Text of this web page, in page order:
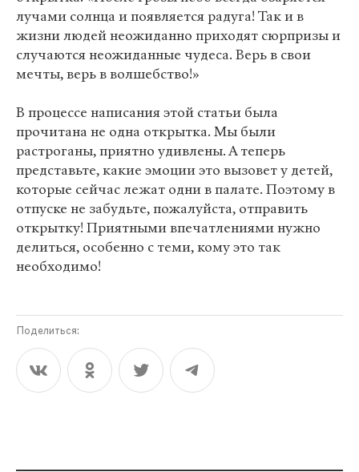
лучами солнца и появляется радуга! Так и в
жизни людей неожиданно приходят сюрпризы и
случаются неожиданные чудеса. Верь в свои
мечты, верь в волшебство!»
В процессе написания этой статьи была
прочитана не одна открытка. Мы были
растроганы, приятно удивлены. А теперь
представьте, какие эмоции это вызовет у детей,
которые сейчас лежат одни в палате. Поэтому в
отпуске не забудьте, пожалуйста, отправить
открытку! Приятными впечатлениями нужно
делиться, особенно с теми, кому это так
необходимо!
Поделиться: